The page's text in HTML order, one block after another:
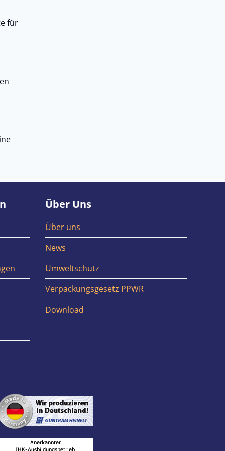
für
Über Uns
Über uns
News
Umweltschutz
Verpackungsgesetz PPWR
Download